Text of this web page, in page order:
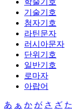
학술기호
기술기호
첨자기호
라틴문자
러시아문자
단위기호
일반기호
로마자
아랍어
あ ぁ か が さ ざ た